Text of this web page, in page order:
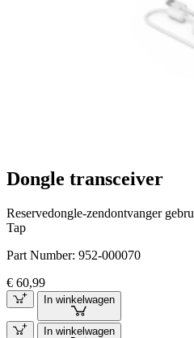
Dongle transceiver
Reservedongle-zendontvanger
Tap
Part Number: 952-000070
€ 60,99
In winkelwagen
In winkelwagen